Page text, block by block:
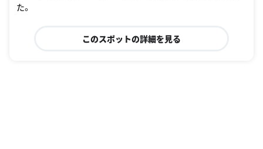
た。
このスポットの詳細を見る